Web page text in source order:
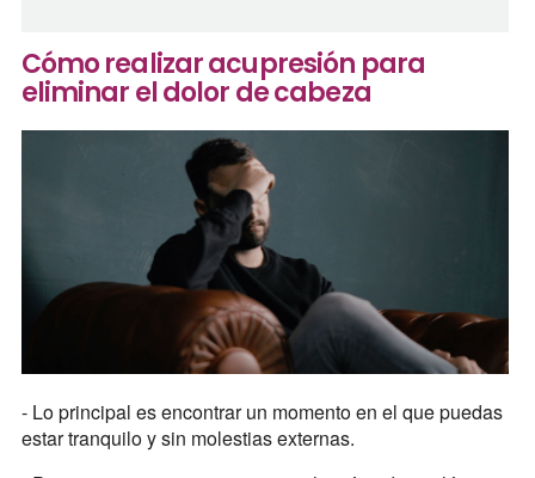
Cómo realizar acupresión para
eliminar el dolor de cabeza
- Lo principal es encontrar un momento en el que puedas
estar tranquilo y sin molestias externas.